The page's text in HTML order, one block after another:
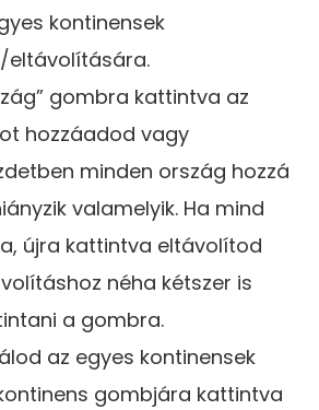
kontinensek
eltávolítására.
gombra kattintva az
hozzáadod vagy
minden ország hozzá
valamelyik. Ha mind
újra kattintva eltávolítod
néha kétszer is
a gombra.
az egyes kontinensek
gombjára kattintva